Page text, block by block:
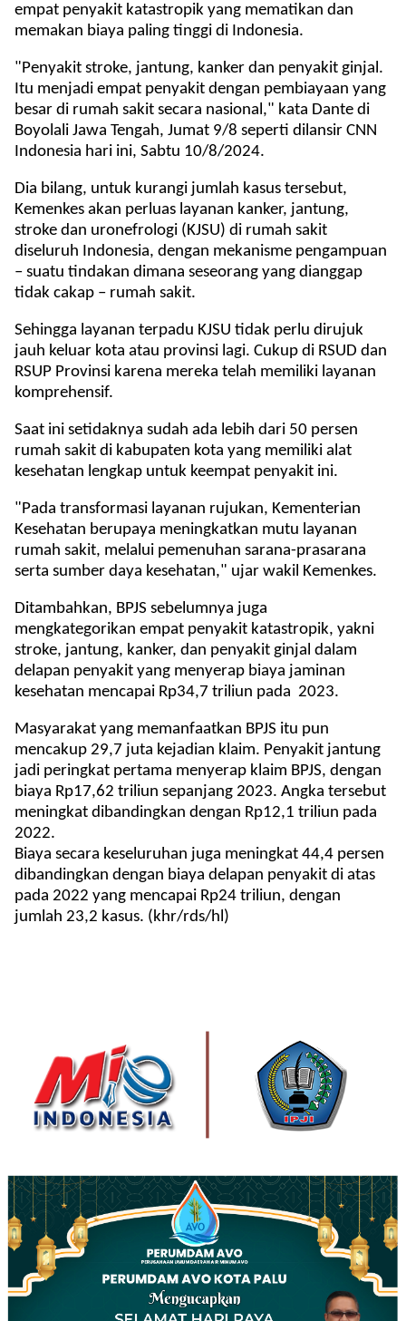
empat penyakit katastropik yang mematikan dan
memakan biaya paling tinggi di Indonesia.
"Penyakit stroke, jantung, kanker dan penyakit ginjal.
Itu menjadi empat penyakit dengan pembiayaan yang
besar di rumah sakit secara nasional," kata Dante di
Boyolali Jawa Tengah, Jumat 9/8 seperti dilansir CNN
Indonesia hari ini, Sabtu 10/8/2024.
Dia bilang, untuk kurangi jumlah kasus tersebut,
Kemenkes akan perluas layanan kanker, jantung,
stroke dan uronefrologi (KJSU) di rumah sakit
diseluruh Indonesia, dengan mekanisme pengampuan
– suatu tindakan dimana seseorang yang dianggap
tidak cakap – rumah sakit.
Sehingga layanan terpadu KJSU tidak perlu dirujuk
jauh keluar kota atau provinsi lagi. Cukup di RSUD dan
RSUP Provinsi karena mereka telah memiliki layanan
komprehensif.
Saat ini setidaknya sudah ada lebih dari 50 persen
rumah sakit di kabupaten kota yang memiliki alat
kesehatan lengkap untuk keempat penyakit ini.
"Pada transformasi layanan rujukan, Kementerian
Kesehatan berupaya meningkatkan mutu layanan
rumah sakit, melalui pemenuhan sarana-prasarana
serta sumber daya kesehatan," ujar wakil Kemenkes.
Ditambahkan, BPJS sebelumnya juga
mengkategorikan empat penyakit katastropik, yakni
stroke, jantung, kanker, dan penyakit ginjal dalam
delapan penyakit yang menyerap biaya jaminan
kesehatan mencapai Rp34,7 triliun pada 2023.
Masyarakat yang memanfaatkan BPJS itu pun
mencakup 29,7 juta kejadian klaim. Penyakit jantung
jadi peringkat pertama menyerap klaim BPJS, dengan
biaya Rp17,62 triliun sepanjang 2023. Angka tersebut
meningkat dibandingkan dengan Rp12,1 triliun pada
2022.
Biaya secara keseluruhan juga meningkat 44,4 persen
dibandingkan dengan biaya delapan penyakit di atas
pada 2022 yang mencapai Rp24 triliun, dengan
jumlah 23,2 kasus. (khr/rds/hl)